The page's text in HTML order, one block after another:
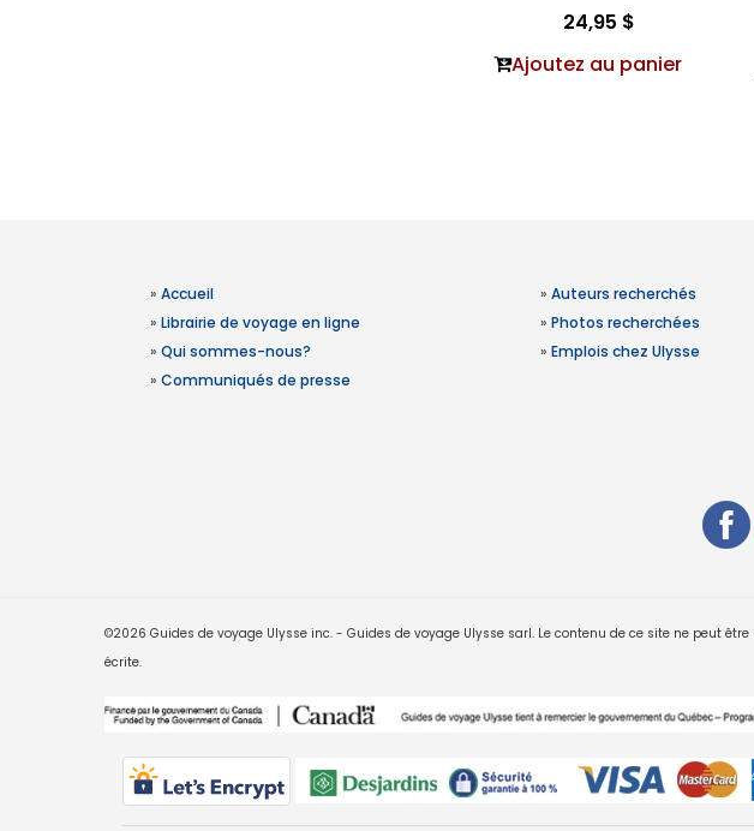
24,95 $
Ajoutez au panier
» Accueil
» Librairie de voyage en ligne
» Qui sommes-nous?
» Communiqués de presse
» Auteurs recherchés
» Photos recherchées
» Emplois chez Ulysse
©2026 Guides de voyage Ulysse inc. - Guides de voyage Ulysse sarl. Le contenu de ce site ne peut
écrite.